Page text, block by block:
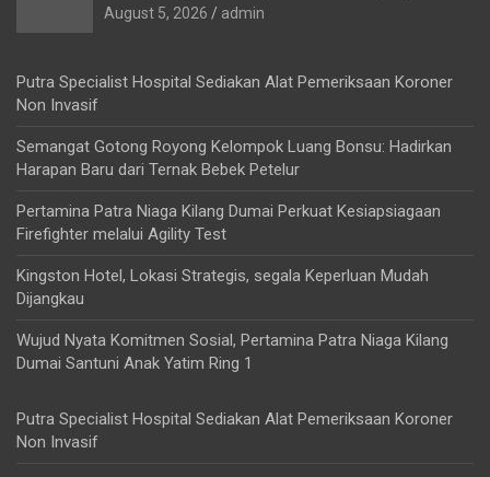
August 5, 2026 admin
Putra Specialist Hospital Sediakan Alat Pemeriksaan Koroner
Non Invasif
Semangat Gotong Royong Kelompok Luang Bonsu: Hadirkan
Harapan Baru dari Ternak Bebek Petelur
Pertamina Patra Niaga Kilang Dumai Perkuat Kesiapsiagaan
Firefighter melalui Agility Test
Kingston Hotel, Lokasi Strategis, segala Keperluan Mudah
Dijangkau
Wujud Nyata Komitmen Sosial, Pertamina Patra Niaga Kilang
Dumai Santuni Anak Yatim Ring 1
Putra Specialist Hospital Sediakan Alat Pemeriksaan Koroner
Non Invasif